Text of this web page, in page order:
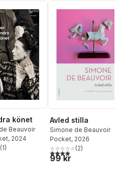
könet
Beauvoir
, 2024
stjärnor. Totalt antal röster:
(1)
Avled stilla
Simone de Beauvoir
Pocket, 2026
4,0utav 5 stjärnor.
(2)
99 kr